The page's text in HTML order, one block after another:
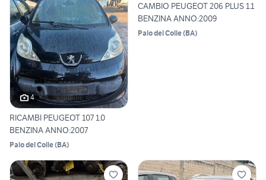
4
RICAMBI PEUGEOT 107 1.0
BENZINA ANNO:2007
Palo del Colle(BA)
CAMBIO PEUGEOT 206 PLUS 1.1
BENZINA ANNO:2009
Palo del Colle(BA)